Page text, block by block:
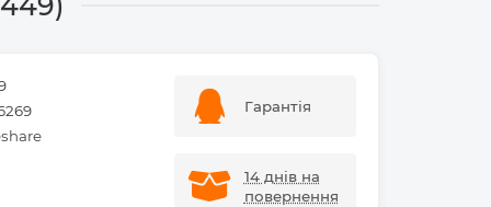
Гарантія
14 днів на
повернення